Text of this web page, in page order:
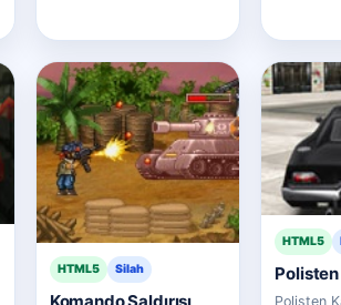
HTML5 Silah
HTML5
Polisten